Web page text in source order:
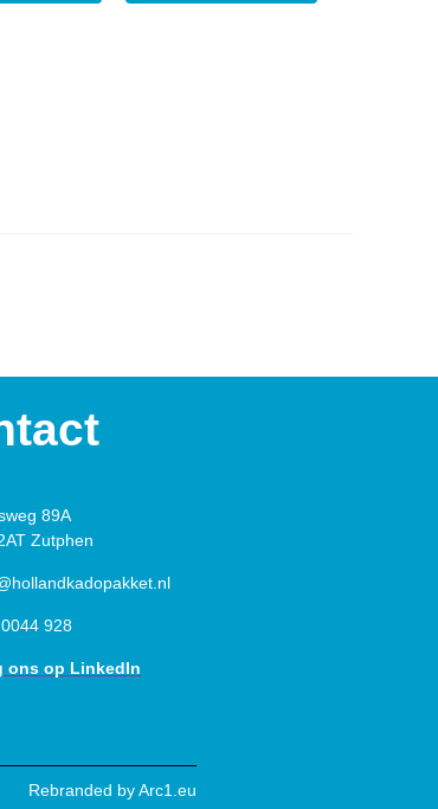
89A
Zutphen
928
ons op LinkedIn
Rebranded by Arc1.eu